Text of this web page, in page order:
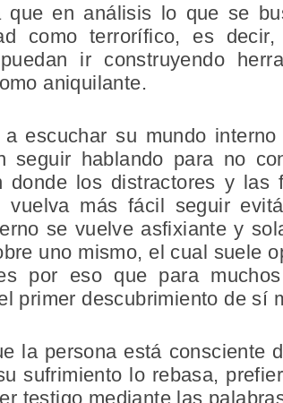
que en análisis lo que se
como terrorífico, es decir,
ir construyendo
aniquilante.
escuchar su mundo
seguir hablando para no
los distractores y las
más fácil seguir
se vuelve asfixiante y
uno mismo, el cual suele
por eso que para
primer descubrimiento de sí
la persona está consciente
sufrimiento lo rebasa,
testigo mediante las